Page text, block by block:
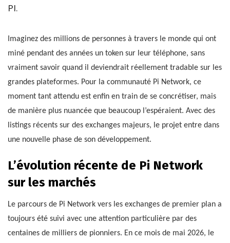
PI.
Imaginez des millions de personnes à travers le monde qui ont
miné pendant des années un token sur leur téléphone, sans
vraiment savoir quand il deviendrait réellement tradable sur les
grandes plateformes. Pour la communauté Pi Network, ce
moment tant attendu est enfin en train de se concrétiser, mais
de manière plus nuancée que beaucoup l’espéraient. Avec des
listings récents sur des exchanges majeurs, le projet entre dans
une nouvelle phase de son développement.
L’évolution récente de Pi Network
sur les marchés
Le parcours de Pi Network vers les exchanges de premier plan a
toujours été suivi avec une attention particulière par des
centaines de milliers de pionniers. En ce mois de mai 2026, le